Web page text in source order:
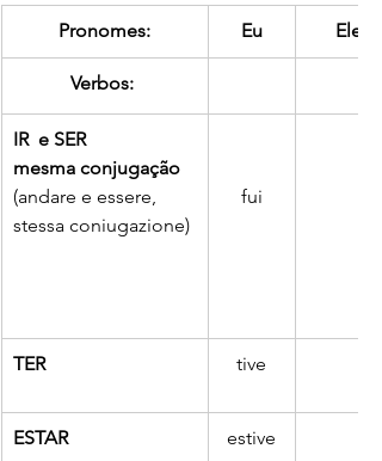
Pronomes: Eu Ele /
Verbos:
IR  e SER
mesma conjugação
(andare e essere,
stessa coniugazione)
fui
TER tive
ESTAR estive